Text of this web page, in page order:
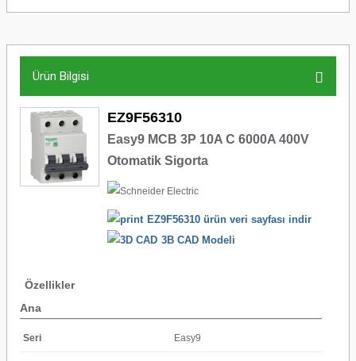
Ürün Bilgisi
EZ9F56310
Easy9 MCB 3P 10A C 6000A 400V
Otomatik Sigorta
EZ9F56310 ürün veri sayfası indir
3B CAD Modeli
Özellikler
Ana
Seri Easy9